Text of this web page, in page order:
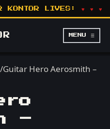
KONTOR LIVES: ♥ ♥ ♥
MENU ☰
/Guitar Hero Aerosmith –
–